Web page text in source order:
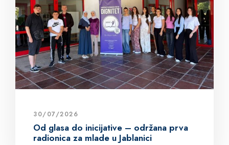
30/07/2026
Od glasa do inicijative – održana prva
radionica za mlade u Jablanici